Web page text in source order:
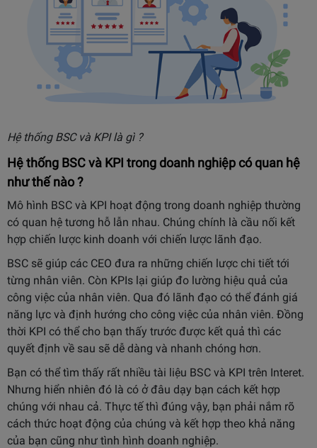
Hệ thống BSC và KPI là gì ?
Hệ thống BSC và KPI trong doanh nghiệp có quan hệ
như thế nào ?
Mô hình BSC và KPI hoạt động trong doanh nghiệp thường
có quan hệ tương hỗ lẫn nhau. Chúng chính là cầu nối kết
hợp chiến lược kinh doanh với chiến lược lãnh đạo.
BSC sẽ giúp các CEO đưa ra những chiến lược chi tiết tới
từng nhân viên. Còn KPIs lại giúp đo lường hiệu quả của
công việc của nhân viên. Qua đó lãnh đạo có thể đánh giá
năng lực và định hướng cho công việc của nhân viên. Đồng
thời KPI có thể cho bạn thấy trước được kết quả thì các
quyết định về sau sẽ dễ dàng và nhanh chóng hơn.
Bạn có thể tìm thấy rất nhiều tài liệu BSC và KPI trên Interet.
Nhưng hiển nhiên đó là có ở đâu dạy bạn cách kết hợp
chúng với nhau cả. Thực tế thì đúng vậy, bạn phải nắm rõ
cách thức hoạt động của chúng và kết hợp theo khả năng
của bạn cũng như tình hình doanh nghiệp.